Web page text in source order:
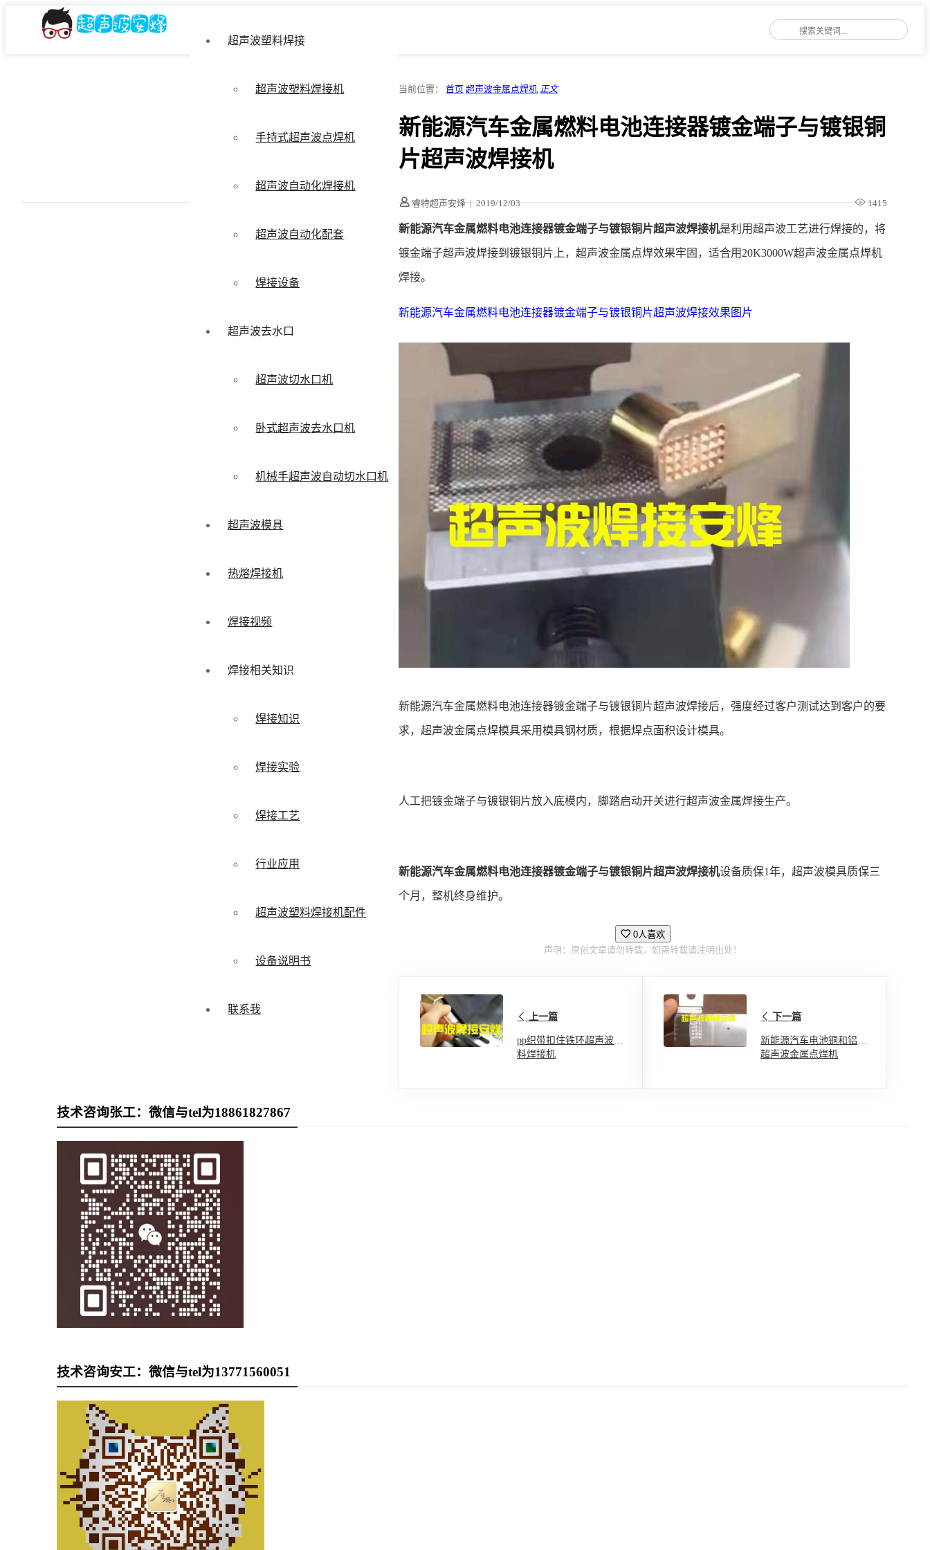
超声波塑料焊接
超声波塑料焊接机
手持式超声波点焊机
超声波自动化焊接机
超声波自动化配套
焊接设备
超声波去水口
超声波切水口机
卧式超声波去水口机
机械手超声波自动切水口机
超声波模具
热熔焊接机
焊接视频
焊接相关知识
焊接知识
焊接实验
焊接工艺
行业应用
超声波塑料焊接机配件
设备说明书
联系我
当前位置：首页 超声波金属点焊机 正文
新能源汽车金属燃料电池连接器镀金端子与镀银铜
片超声波焊接机
睿特超声安烽 | 2019/12/03 1415
新能源汽车金属燃料电池连接器镀金端子与镀银铜片超声波焊接机是利用超声波工艺进行焊接的，将
镀金端子超声波焊接到镀银铜片上，超声波金属点焊效果牢固，适合用20K3000W超声波金属点焊机
焊接。
新能源汽车金属燃料电池连接器镀金端子与镀银铜片超声波焊接效果图片
新能源汽车金属燃料电池连接器镀金端子与镀银铜片超声波焊接后，强度经过客户测试达到客户的要
求，超声波金属点焊模具采用模具钢材质，根据焊点面积设计模具。
人工把镀金端子与镀银铜片放入底模内，脚踏启动开关进行超声波金属焊接生产。
新能源汽车金属燃料电池连接器镀金端子与镀银铜片超声波焊接机设备质保1年，超声波模具质保三
个月，整机终身维护。
0人喜欢
声明：原创文章请勿转载，如需转载请注明出处！
上一篇
pp织带扣住铁环超声波塑
料焊接机
下一篇
新能源汽车电池铜和铝片
超声波金属点焊机
技术咨询张工：微信与tel为18861827867
技术咨询安工：微信与tel为13771560051